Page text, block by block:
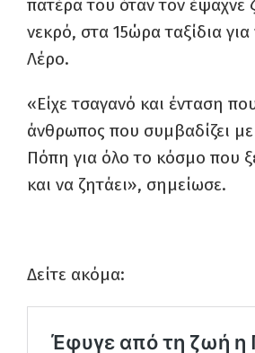
πατέρα του όταν τον έψαχνε
νεκρό, στα 15ώρα ταξίδια για
Λέρο.
«Είχε τσαγανό και ένταση
άνθρωπος που συμβαδίζει με
Πόπη για όλο το κόσμο που
και να ζητάει», σημείωσε.
Δείτε ακόμα: